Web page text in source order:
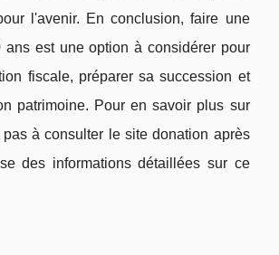
l'avenir. En conclusion, faire une
ans est une option à considérer pour
fiscale, préparer sa succession et
patrimoine. Pour en savoir plus sur
à consulter le site donation après
des informations détaillées sur ce